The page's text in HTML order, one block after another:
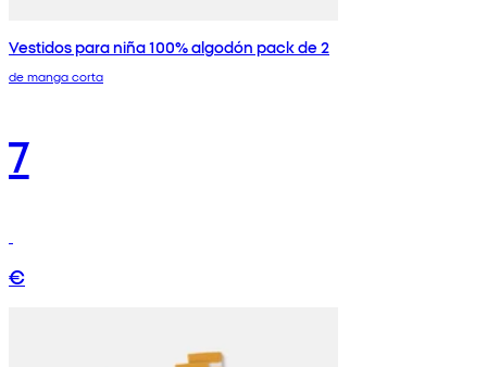
Vestidos para niña 100% algodón pack de 2
de manga corta
7
€